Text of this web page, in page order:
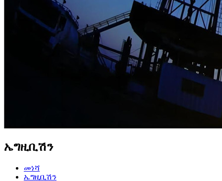
ኤግዚቢሽን
መነሻ
ኤግዚቢሽን